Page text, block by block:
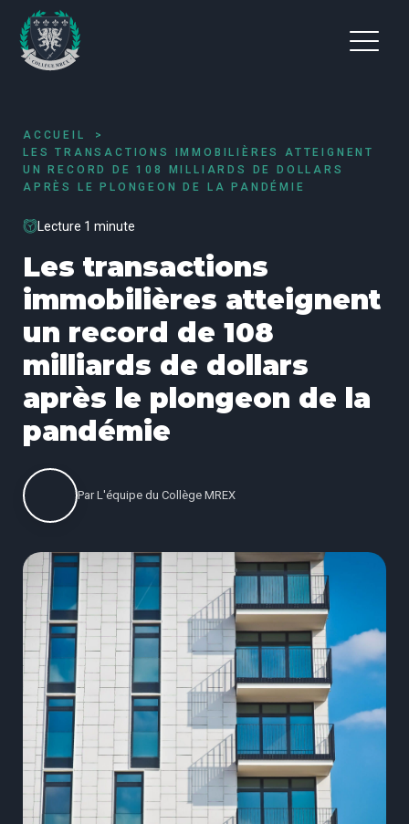
ACCUEIL
LES TRANSACTIONS IMMOBILIÈRES ATTEIGNENT
UN RECORD DE 108 MILLIARDS DE DOLLARS
APRÈS LE PLONGEON DE LA PANDÉMIE
Lecture 1 minute
Les transactions
immobilières atteignent
un record de 108
milliards de dollars
après le plongeon de la
pandémie
Par L'équipe du Collège MREX